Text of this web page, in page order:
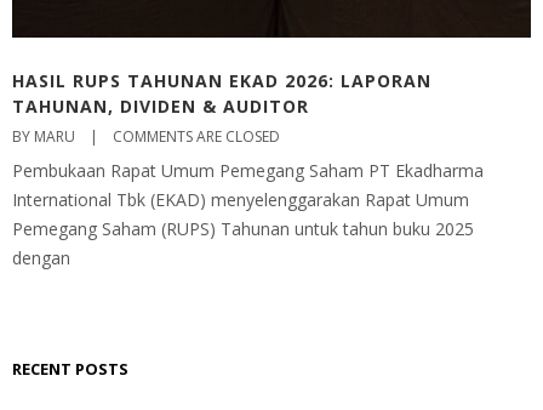
HASIL RUPS TAHUNAN EKAD 2026: LAPORAN
TAHUNAN, DIVIDEN & AUDITOR
BY MARU    | COMMENTS ARE CLOSED
Pembukaan Rapat Umum Pemegang Saham PT Ekadharma
International Tbk (EKAD) menyelenggarakan Rapat Umum
Pemegang Saham (RUPS) Tahunan untuk tahun buku 2025
dengan
RECENT POSTS